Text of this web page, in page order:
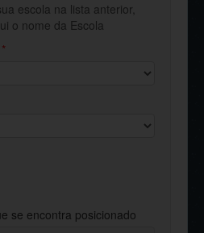
escola na lista anterior,
o nome da Escola
*
se encontra posicionado